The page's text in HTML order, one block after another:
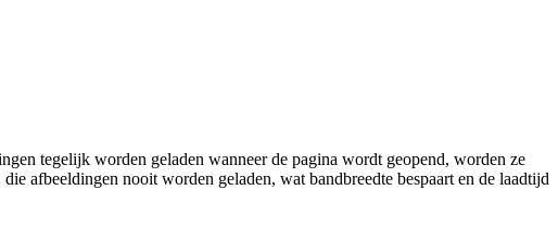
tegelijk worden geladen wanneer de pagina wordt geopend, worden ze
afbeeldingen nooit worden geladen, wat bandbreedte bespaart en de laadtijd